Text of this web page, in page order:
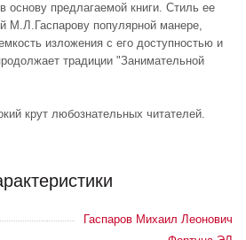
основу предлагаемой книги. Стиль ее
М.Л.Гаспарову популярной манере,
изложения с его доступностью и
традиции "Занимательной
крут любознательных читателей.
Гаспаров Михаил Леонович